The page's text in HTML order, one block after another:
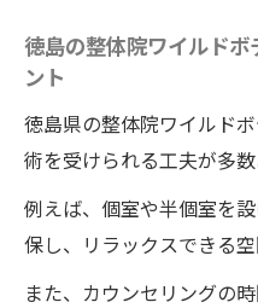
徳島の整体院ワイルド
ント
徳島県の整体院ワイルド
術を受けられる工夫が多数
例えば、個室や半個室を
保し、リラックスできる空
また、カウンセリングの